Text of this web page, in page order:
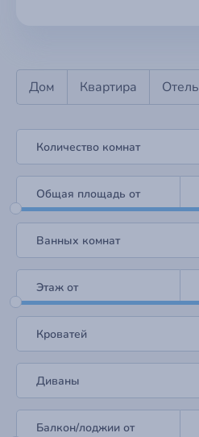
Дом Квартира Отель
Количество комнат
Общая площадь от
Ванных комнат
Этаж от
Кроватей
Диваны
Балкон/лоджии от